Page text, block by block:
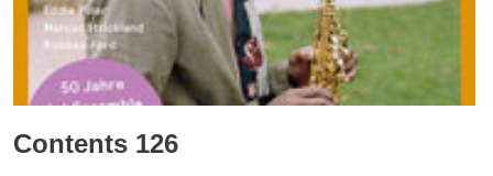
Contents 126